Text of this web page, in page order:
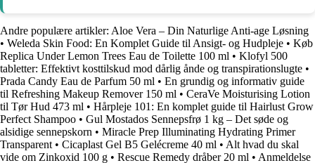
Andre populære artikler: Aloe Vera – Din Naturlige Anti-age Løsning
• Weleda Skin Food: En Komplet Guide til Ansigt- og Hudpleje • Køb
Replica Under Lemon Trees Eau de Toilette 100 ml • Klofyl 500
tabletter: Effektivt kosttilskud mod dårlig ånde og transpirationslugte •
Prada Candy Eau de Parfum 50 ml • En grundig og informativ guide
til Refreshing Makeup Remover 150 ml • CeraVe Moisturising Lotion
til Tør Hud 473 ml • Hårpleje 101: En komplet guide til Hairlust Grow
Perfect Shampoo • Gul Mostados Sennepsfrø 1 kg – Det søde og
alsidige sennepskorn • Miracle Prep Illuminating Hydrating Primer
Transparent• Cicaplast Gel B5 Gelécreme 40 ml • Alt hvad du skal
vide om Zinkoxid 100 g • Rescue Remedy dråber 20 ml • Anmeldelse